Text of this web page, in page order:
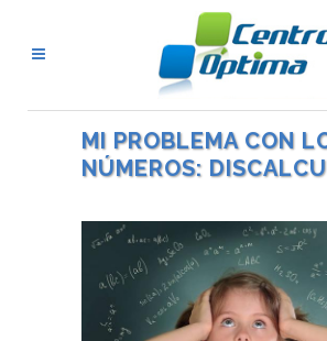
MI PROBLEMA CON
NÚMEROS: